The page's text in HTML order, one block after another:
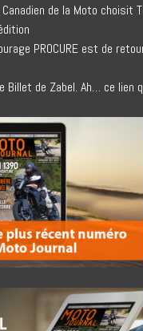
de la Moto choisit
PROCURE est de
Billet de Zabel. Ah… ce lien